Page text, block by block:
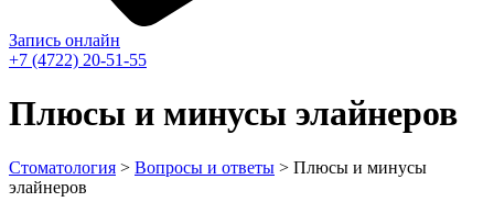
Запись онлайн
+7 (4722) 20-51-55
Плюсы и минусы элайнеров
Стоматология > Вопросы и ответы > Плюсы и минусы
элайнеров